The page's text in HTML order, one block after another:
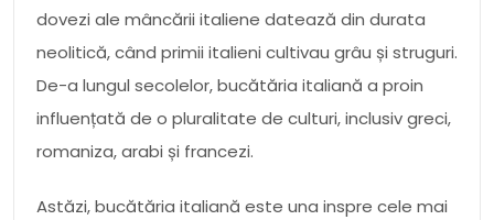
dovezi ale mâncării italiene datează din durata
neolitică, când primii italieni cultivau grâu și struguri.
De-a lungul secolelor, bucătăria italiană a proin
influențată de o pluralitate de culturi, inclusiv greci,
romaniza, arabi și francezi.
Astăzi, bucătăria italiană este una inspre cele mai